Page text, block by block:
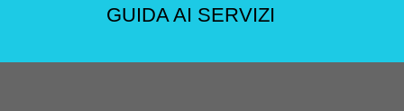
GUIDA AI SERVIZI